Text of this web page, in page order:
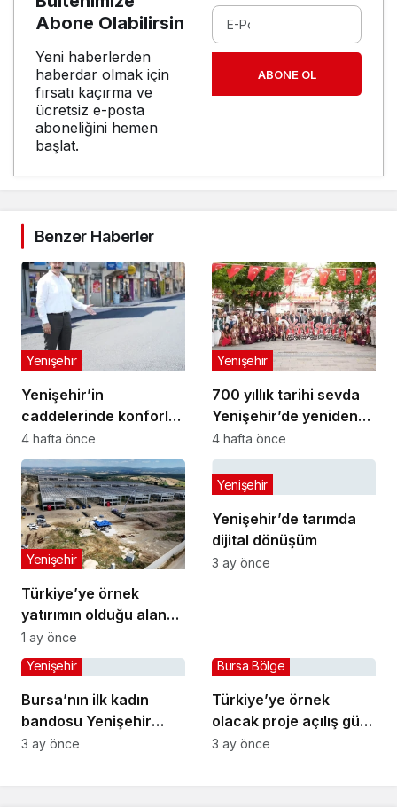
Abone Olabilirsin
Yeni haberlerden
haberdar olmak için
fırsatı kaçırma ve
ücretsiz e-posta
aboneliğini hemen
başlat.
ABONE OL
Benzer Haberler
Yenişehir’in
caddelerinde konforlu
yolculuk
Yenişehir
4 hafta önce
700 yıllık tarihi sevda
Yenişehir’de yeniden
hayat buldu
Yenişehir
4 hafta önce
Türkiye’ye örnek
yatırımın olduğu alana
jandarma karakolu
yapılıyor
Yenişehir
1 ay önce
Yenişehir’de tarımda
dijital dönüşüm
Yenişehir
3 ay önce
Bursa’nın ilk kadın
bandosu Yenişehir
sokaklarında
Yenişehir
3 ay önce
Türkiye’ye örnek
olacak proje açılış gün
sayıyor
Bursa Bölge
3 ay önce